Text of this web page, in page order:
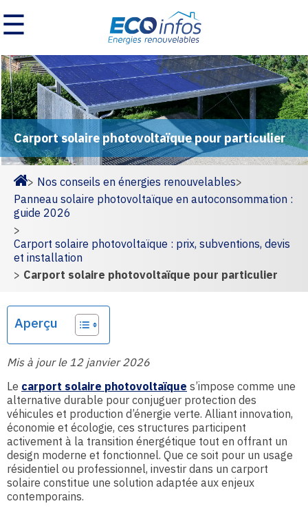
☰
Carport solaire photovoltaïque pour particulier
Homepage
> Nos conseils en énergies renouvelables>
Panneau solaire photovoltaïque en autoconsommation :
guide 2026
>
Carport solaire photovoltaïque : prix, subventions, devis
et installation
> Carport solaire photovoltaïque pour particulier
Aperçu
Mis à jour le 12 janvier 2026
Le carport solaire photovoltaïque s’impose comme une
alternative durable pour conjuguer protection des
véhicules et production d’énergie verte. Alliant innovation,
économie et écologie, ces structures participent
activement à la transition énergétique tout en offrant un
design moderne et fonctionnel. Que ce soit pour un usage
résidentiel ou professionnel, investir dans un carport
solaire constitue une solution adaptée aux enjeux
contemporains.